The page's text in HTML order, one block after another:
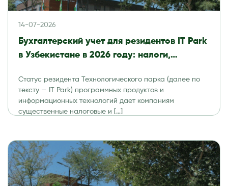
14-07-2026
Бухгалтерский учет для резидентов IT Park
в Узбекистане в 2026 году: налоги,
Статус резидента Технологического парка (далее по
тексту — IT Park) программных продуктов и
информационных технологий дает компаниям
существенные налоговые и […]